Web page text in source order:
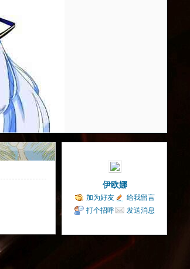
伊欧娜
加为好友
给我留言
打个招呼
发送消息